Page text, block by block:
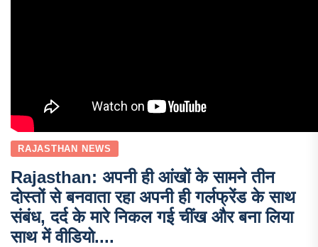
RAJASTHAN NEWS
Rajasthan: अपनी ही आंखों के सामने तीन
दोस्तों से बनवाता रहा अपनी ही गर्लफ्रेंड के साथ
संबंध, दर्द के मारे निकल गई चींख और बना लिया
साथ में वीडियो....